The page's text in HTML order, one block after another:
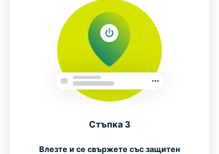
Стъпка 3
Влезте и се свържете със защитен